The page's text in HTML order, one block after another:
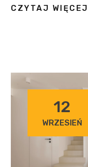
CZYTAJ WIĘCEJ
12
WRZESIEŃ